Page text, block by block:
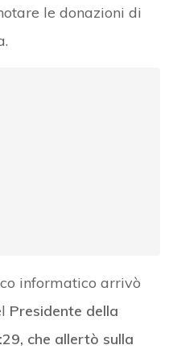
le donazioni di
informatico arrivò
Presidente della
che allertò sulla